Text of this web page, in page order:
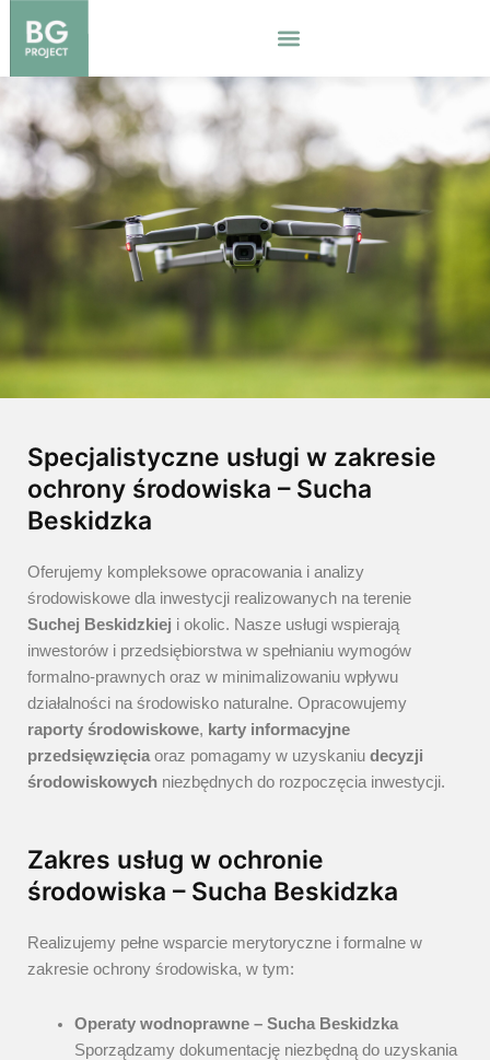
content
Specjalistyczne usługi w zakresie
ochrony środowiska – Sucha
Beskidzka
Oferujemy kompleksowe opracowania i analizy
środowiskowe dla inwestycji realizowanych na terenie
Suchej Beskidzkiej i okolic. Nasze usługi wspierają
inwestorów i przedsiębiorstwa w spełnianiu wymogów
formalno-prawnych oraz w minimalizowaniu wpływu
działalności na środowisko naturalne. Opracowujemy
raporty środowiskowe, karty informacyjne
przedsięwzięciaoraz pomagamy w uzyskaniu decyzji
środowiskowychniezbędnych do rozpoczęcia inwestycji.
Zakres usług w ochronie
środowiska – Sucha Beskidzka
Realizujemy pełne wsparcie merytoryczne i formalne w
zakresie ochrony środowiska, w tym:
Operaty wodnoprawne – Sucha Beskidzka
Sporządzamy dokumentację niezbędną do uzyskania